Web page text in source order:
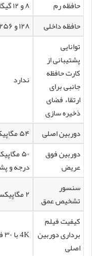
حافظه رم
۸ و ۱۲ گیگابایت
حافظه داخلی
۱۲۸ و ۲۵۶ و ۵۱۲ گیگابایت
توانایی
پشتیبانی از
کارت حافظه
جانبی برای
ارتقاء فضای
ذخیره سازی
ندارد
دوربین اصلی
۵۴ مگاپیکسل با لنز واید و دیافراگم f/1.9
دوربین فوق
عریض
درجه و
سنسور
تشخیص عمق
۲ مگاپیکسل با دیافراگم f/2.4
کیفیت فیلم
برداری دوربین
اصلی
4K با ۳۰ فریم بر ثانیه یا ۱۰۸۰ با ۳۰ و ۶۰ فریم بر ثانیه